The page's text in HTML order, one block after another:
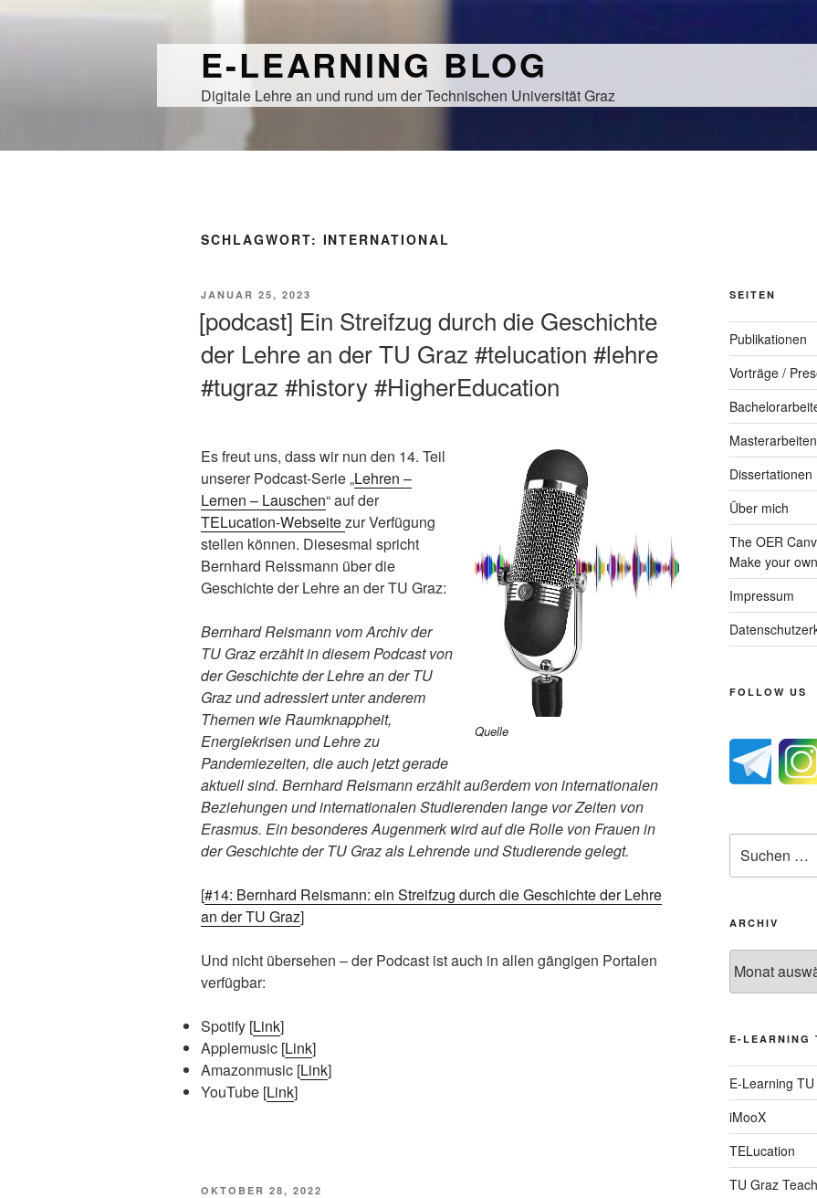
E-LEARNING BLOG
Digitale Lehre an und rund um der Technischen Universität Graz
SCHLAGWORT: INTERNATIONAL
VERÖFFENTLICHT
JANUAR 25, 2023
[podcast] Ein Streifzug durch die Geschichte
der Lehre an der TU Graz #telucation #lehre
#tugraz #history #HigherEducation
Quelle
Es freut uns, dass wir nun den 14. Teil
unserer Podcast-Serie „Lehren –
Lernen – Lauschen“ auf der
TELucation-Webseitezur Verfügung
stellen können. Diesesmal spricht
Bernhard Reissmann über die
Geschichte der Lehre an der TU Graz:
Bernhard Reismann vom Archiv der
TU Graz erzählt in diesem Podcast von
der Geschichte der Lehre an der TU
Graz und adressiert unter anderem
Themen wie Raumknappheit,
Energiekrisen und Lehre zu
Pandemiezeiten, die auch jetzt gerade
aktuell sind. Bernhard Reismann erzählt außerdem von internationalen
Beziehungen und internationalen Studierenden lange vor Zeiten von
Erasmus. Ein besonderes Augenmerk wird auf die Rolle von Frauen in
der Geschichte der TU Graz als Lehrende und Studierende gelegt.
[#14: Bernhard Reismann: ein Streifzug durch die Geschichte der Lehre
an der TU Graz]
Und nicht übersehen – der Podcast ist auch in allen gängigen Portalen
verfügbar:
Spotify [Link]
Applemusic [Link]
Amazonmusic [Link]
YouTube [Link]
VERÖFFENTLICHT
OKTOBER 28, 2022
SEITEN
Publikationen
Vorträge /
Masterarbeiten
Dissertationen
Über mich
The OER
Make your
Impressum
FOLLOW US
nach:
ARCHIV
E-LEARNING
E-Learning
iMooX
TELucation
TU Graz